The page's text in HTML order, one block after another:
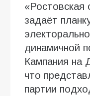
«Ростовская
задаёт
динамичной
Кампания на
что
партии